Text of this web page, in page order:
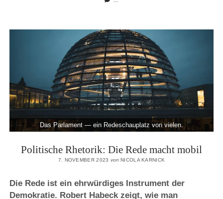
Das Parlament — ein Redeschauplatz von vielen.
Politische Rhetorik: Die Rede macht mobil
7. NOVEMBER 2023 von NICOLA KARNICK
Die Rede ist ein ehrwürdiges Instrument der
Demokratie. Robert Habeck zeigt, wie man